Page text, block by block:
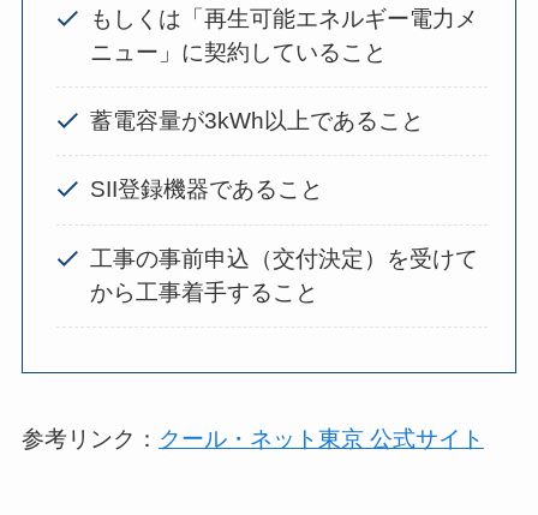
もしくは「再生可能エネルギー電力メ
ニュー」に契約していること
蓄電容量が3kWh以上であること
SII登録機器であること
工事の事前申込（交付決定）を受けて
から工事着手すること
参考リンク： クール・ネット東京 公式サイト